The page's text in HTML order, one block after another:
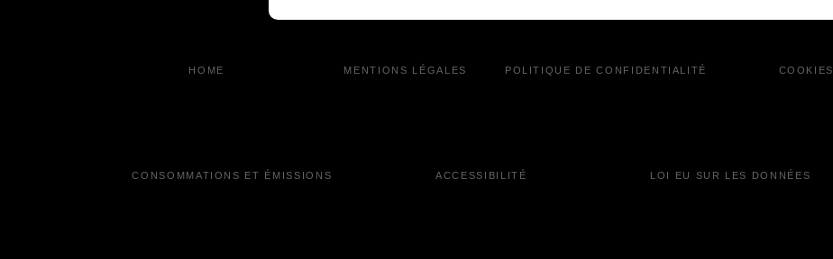
HOME MENTIONS LÉGALES POLITIQUE DE CONFIDENTIALITÉ COOKIES
CONSOMMATIONS ET ÉMISSIONS ACCESSIBILITÉ LOI EU SUR LES DONNÉES